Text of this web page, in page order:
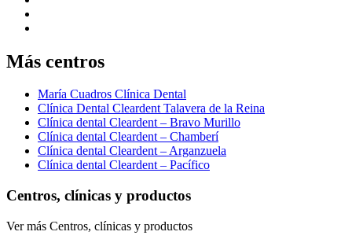
Más centros
María Cuadros Clínica Dental
Clínica Dental Cleardent Talavera de la Reina
Clínica dental Cleardent – Bravo Murillo
Clínica dental Cleardent – Chamberí
Clínica dental Cleardent – Arganzuela
Clínica dental Cleardent – Pacífico
Centros, clínicas y productos
Ver más Centros, clínicas y productos